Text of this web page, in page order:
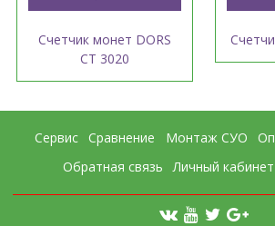
Счетчик монет DORS
CT 3020
Сервис Сравнение Монтаж СУО
Обратная связь
Личный кабинет